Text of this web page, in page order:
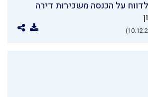
על הכנסה משכירות דירה